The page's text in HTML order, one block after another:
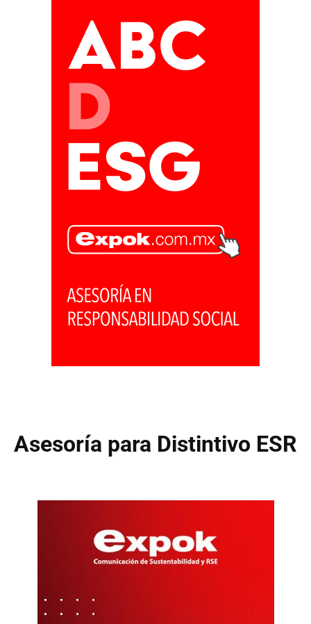
Asesoría para Distintivo ESR